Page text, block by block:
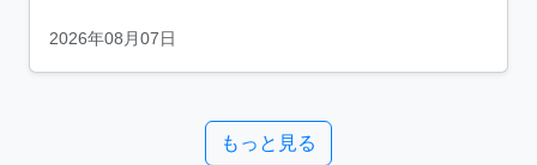
2026年08月07日
もっと見る